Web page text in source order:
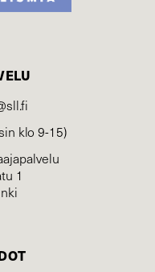
klo 9-15)
1